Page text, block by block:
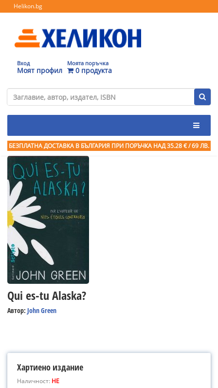
Helikon.bg
Вход
Моят профил
Моята поръчка
0 продукта
БЕЗПЛАТНА ДОСТАВКА В БЪЛГАРИЯ ПРИ ПОРЪЧКА НАД 35.28 € / 69 ЛВ.
Qui es-tu Alaska?
Автор: John Green
Хартиено издание
Наличност: НЕ